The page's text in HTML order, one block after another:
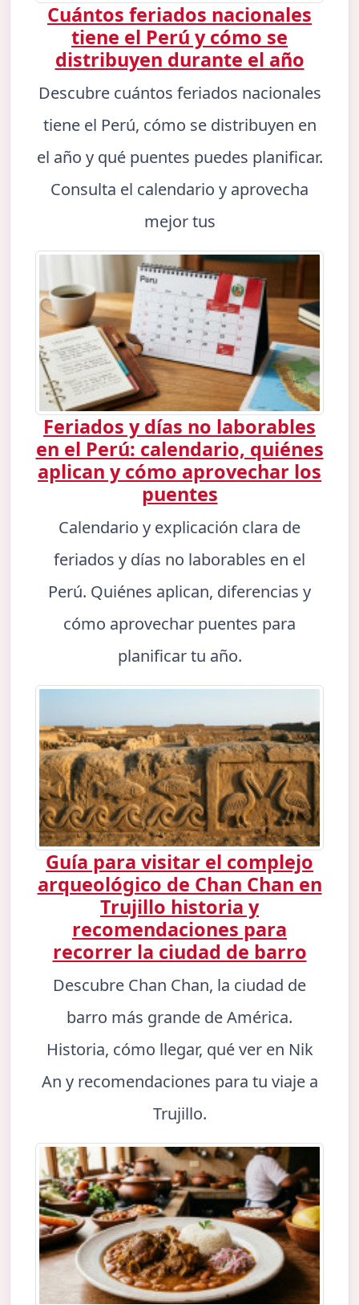
Cuántos feriados nacionales
tiene el Perú y cómo se
distribuyen durante el año
Descubre cuántos feriados nacionales
tiene el Perú, cómo se distribuyen en
el año y qué puentes puedes planificar.
Consulta el calendario y aprovecha
mejor tus
Feriados y días no laborables
en el Perú: calendario, quiénes
aplican y cómo aprovechar los
puentes
Calendario y explicación clara de
feriados y días no laborables en el
Perú. Quiénes aplican, diferencias y
cómo aprovechar puentes para
planificar tu año.
Guía para visitar el complejo
arqueológico de Chan Chan en
Trujillo historia y
recomendaciones para
recorrer la ciudad de barro
Descubre Chan Chan, la ciudad de
barro más grande de América.
Historia, cómo llegar, qué ver en Nik
An y recomendaciones para tu viaje a
Trujillo.